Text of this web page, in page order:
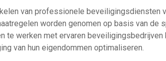
van professionele beveiligingsdiensten
worden genomen op basis van de
te werken met ervaren
van hun eigendommen optimaliseren.